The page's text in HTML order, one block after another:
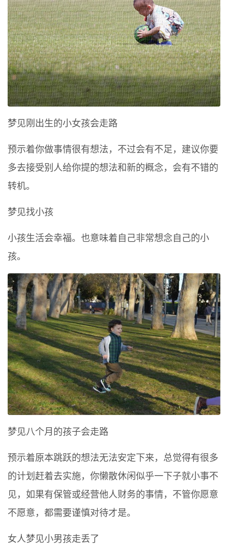
梦见刚出生的小女孩会走路
预示着你做事情很有想法，不过会有不足，建议你要
多去接受别人给你提的想法和新的概念，会有不错的
转机。
梦见找小孩
小孩生活会幸福。也意味着自己非常想念自己的小
孩。
梦见八个月的孩子会走路
预示着原本跳跃的想法无法安定下来，总觉得有很多
的计划赶着去实施，你懒散休闲似乎一下子就小事不
见，如果有保管或经营他人财务的事情，不管你愿意
不愿意，都需要谨慎对待才是。
女人梦见小男孩走丢了